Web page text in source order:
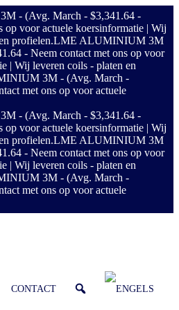
- (Avg. March - $3,341.64 -
voor actuele koersinformatie | Wij
profielen.LME ALUMINIUM 3M
- Neem contact met ons op voor
| Wij leveren coils - platen en
3M - (Avg. March -
met ons op voor actuele
- (Avg. March - $3,341.64 -
voor actuele koersinformatie | Wij
profielen.LME ALUMINIUM 3M
- Neem contact met ons op voor
| Wij leveren coils - platen en
3M - (Avg. March -
met ons op voor actuele
CONTACT